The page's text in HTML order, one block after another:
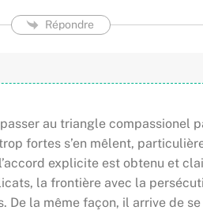
Répondre
au triangle compassionel
fortes s’en mêlent,
explicite est obtenu et
la frontière avec la
De la même façon, il arrive de